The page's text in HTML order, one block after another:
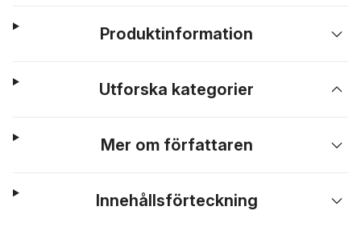
Produktinformation
Utforska kategorier
Mer om författaren
Innehållsförteckning